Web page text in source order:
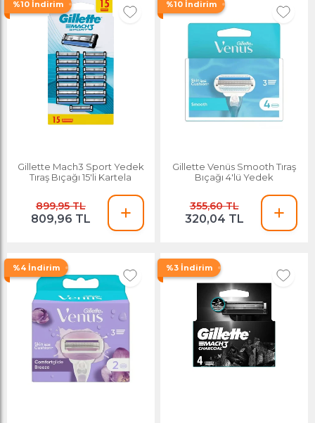
%10 İndirim
Gillette Mach3 Sport Yedek
Tıraş Bıçağı 15'li Kartela
899,95 TL
809,96 TL
%10 İndirim
Gillette Venüs Smooth Tıraş
Bıçağı 4'lü Yedek
355,60 TL
320,04 TL
%4 İndirim %3 İndirim